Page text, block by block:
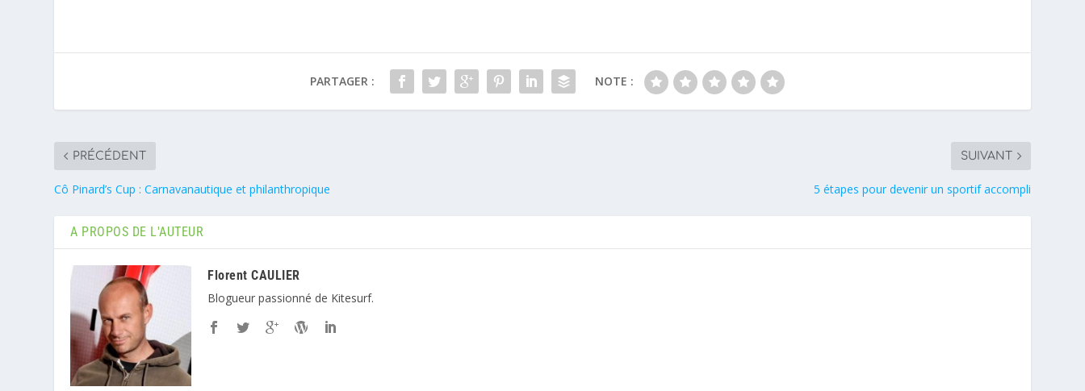
PARTAGER : NOTE :
PRÉCÉDENT
Cô Pinard’s Cup : Carnavanautique et philanthropique
SUIVANT
5 étapes pour devenir un sportif accompli
A PROPOS DE L'AUTEUR
Florent CAULIER
Blogueur passionné de Kitesurf.